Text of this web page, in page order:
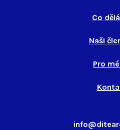
Co
Naši
Pro